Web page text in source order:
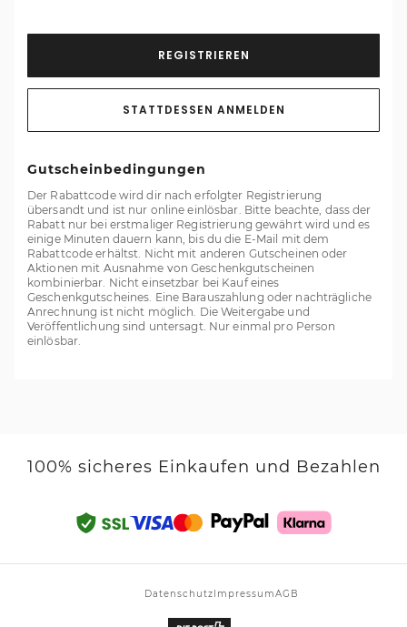
REGISTRIEREN
STATTDESSEN ANMELDEN
Gutscheinbedingungen
Der Rabattcode wird dir nach erfolgter Registrierung
übersandt und ist nur online einlösbar. Bitte beachte, dass der
Rabatt nur bei erstmaliger Registrierung gewährt wird und es
einige Minuten dauern kann, bis du die E-Mail mit dem
Rabattcode erhältst. Nicht mit anderen Gutscheinen oder
Aktionen mit Ausnahme von Geschenkgutscheinen
kombinierbar. Nicht einsetzbar bei Kauf eines
Geschenkgutscheines. Eine Barauszahlung oder nachträgliche
Anrechnung ist nicht möglich. Die Weitergabe und
Veröffentlichung sind untersagt. Nur einmal pro Person
einlösbar.
100% sicheres Einkaufen und Bezahlen
DatenschutzImpressumAGB